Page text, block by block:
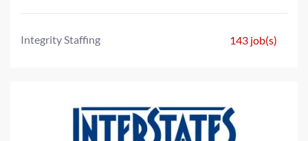
Integrity Staffing 143 job(s)